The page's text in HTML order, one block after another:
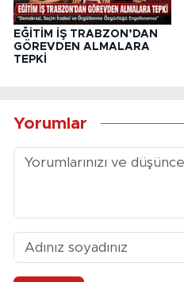
EĞİTİM İŞ TRABZON’DAN
GÖREVDEN ALMALARA
TEPKİ
Yorumlar